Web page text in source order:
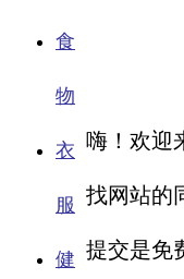
食
物
衣
服
健
嗨！欢迎
找网站的
提交是免